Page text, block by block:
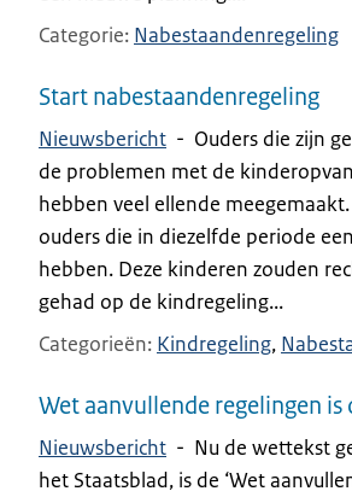
Categorie Nabestaandenregeling
Start nabestaandenregeling
Nieuwsbericht - Ouders die zijn
de problemen met de
hebben veel ellende
ouders die in diezelfde periode
hebben. Deze kinderen zouden
gehad op de kindregeling...
Categorieën Kindregeling
Wet aanvullende regelingen is
Nieuwsbericht - Nu de wettekst
het Staatsblad, is de ‘Wet